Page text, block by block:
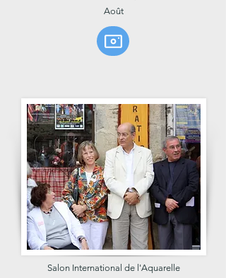
Août
Salon International de l'Aquarelle